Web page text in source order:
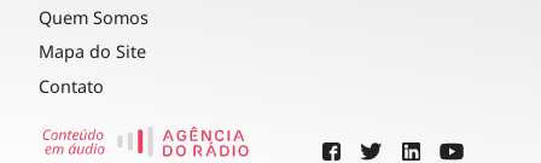
Quem Somos
Mapa do Site
Contato